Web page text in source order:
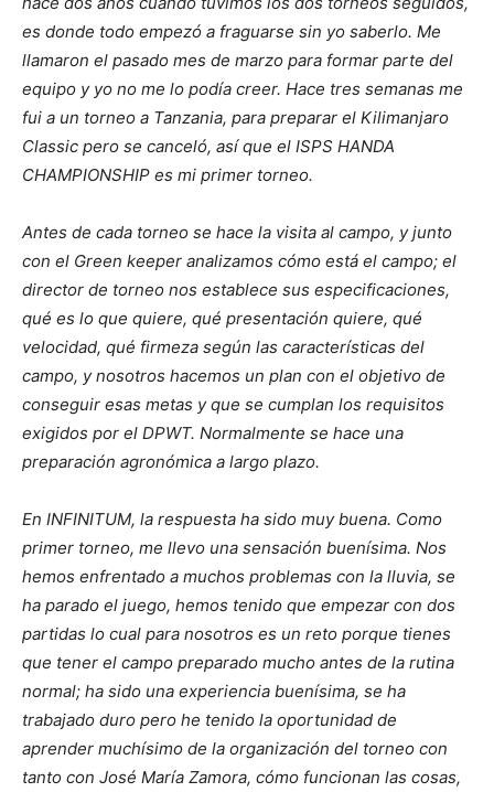
es donde todo empezó a fraguarse sin yo saberlo. Me
llamaron el pasado mes de marzo para formar parte del
equipo y yo no me lo podía creer. Hace tres semanas me
fui a un torneo a Tanzania, para preparar el Kilimanjaro
Classic pero se canceló, así que el ISPS HANDA
CHAMPIONSHIP es mi primer torneo.
Antes de cada torneo se hace la visita al campo, y junto
con el Green keeper analizamos cómo está el campo; el
director de torneo nos establece sus especificaciones,
qué es lo que quiere, qué presentación quiere, qué
velocidad, qué firmeza según las características del
campo, y nosotros hacemos un plan con el objetivo de
conseguir esas metas y que se cumplan los requisitos
exigidos por el DPWT. Normalmente se hace una
preparación agronómica a largo plazo.
En INFINITUM, la respuesta ha sido muy buena. Como
primer torneo, me llevo una sensación buenísima. Nos
hemos enfrentado a muchos problemas con la lluvia, se
ha parado el juego, hemos tenido que empezar con dos
partidas lo cual para nosotros es un reto porque tienes
que tener el campo preparado mucho antes de la rutina
normal; ha sido una experiencia buenísima, se ha
trabajado duro pero he tenido la oportunidad de
aprender muchísimo de la organización del torneo con
tanto con José María Zamora, cómo funcionan las cosas,